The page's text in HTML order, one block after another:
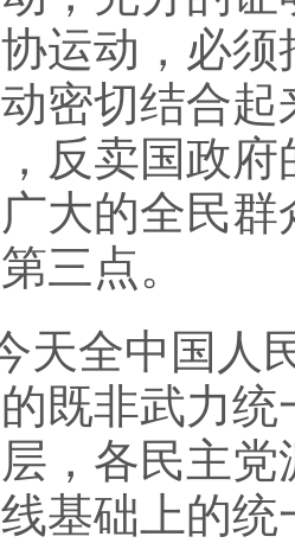
运动，必
密切结合
反卖国政
大的全民
三点。
全中国人民
既非武力
，各民主
基础上的